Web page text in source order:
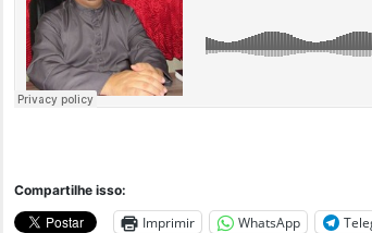
Compartilhe isso:
Imprimir WhatsApp